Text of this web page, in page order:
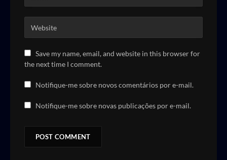
Save my name, email, and website in this browser for
the next time I comment.
Notifique-me sobre novos comentários por e-mail.
Notifique-me sobre novas publicações por e-mail.